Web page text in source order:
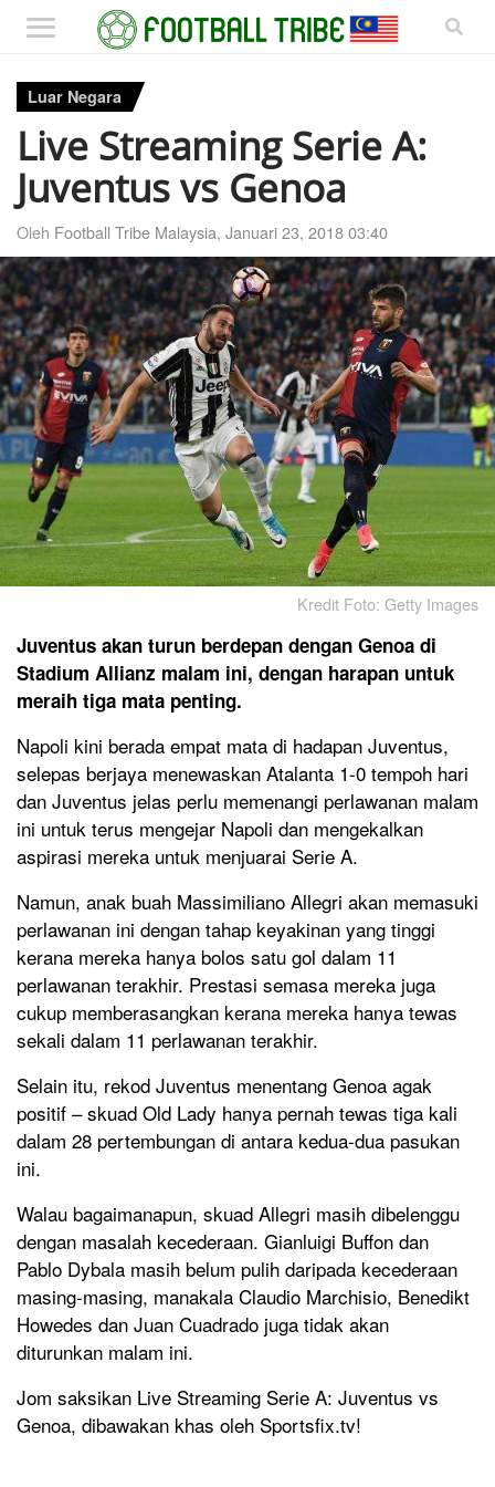
Luar Negara
Live Streaming Serie A:
Juventus vs Genoa
Oleh Football Tribe Malaysia, Januari 23, 2018 03:40
Kredit Foto: Getty Images
Juventus akan turun berdepan dengan Genoa di
Stadium Allianz malam ini, dengan harapan untuk
meraih tiga mata penting.
Napoli kini berada empat mata di hadapan Juventus,
selepas berjaya menewaskan Atalanta 1-0 tempoh hari
dan Juventus jelas perlu memenangi perlawanan malam
ini untuk terus mengejar Napoli dan mengekalkan
aspirasi mereka untuk menjuarai Serie A.
Namun, anak buah Massimiliano Allegri akan memasuki
perlawanan ini dengan tahap keyakinan yang tinggi
kerana mereka hanya bolos satu gol dalam 11
perlawanan terakhir. Prestasi semasa mereka juga
cukup memberasangkan kerana mereka hanya tewas
sekali dalam 11 perlawanan terakhir.
Selain itu, rekod Juventus menentang Genoa agak
positif – skuad Old Lady hanya pernah tewas tiga kali
dalam 28 pertembungan di antara kedua-dua pasukan
ini.
Walau bagaimanapun, skuad Allegri masih dibelenggu
dengan masalah kecederaan. Gianluigi Buffon dan
Pablo Dybala masih belum pulih daripada kecederaan
masing-masing, manakala Claudio Marchisio, Benedikt
Howedes dan Juan Cuadrado juga tidak akan
diturunkan malam ini.
Jom saksikan Live Streaming Serie A: Juventus vs
Genoa, dibawakan khas oleh Sportsfix.tv!